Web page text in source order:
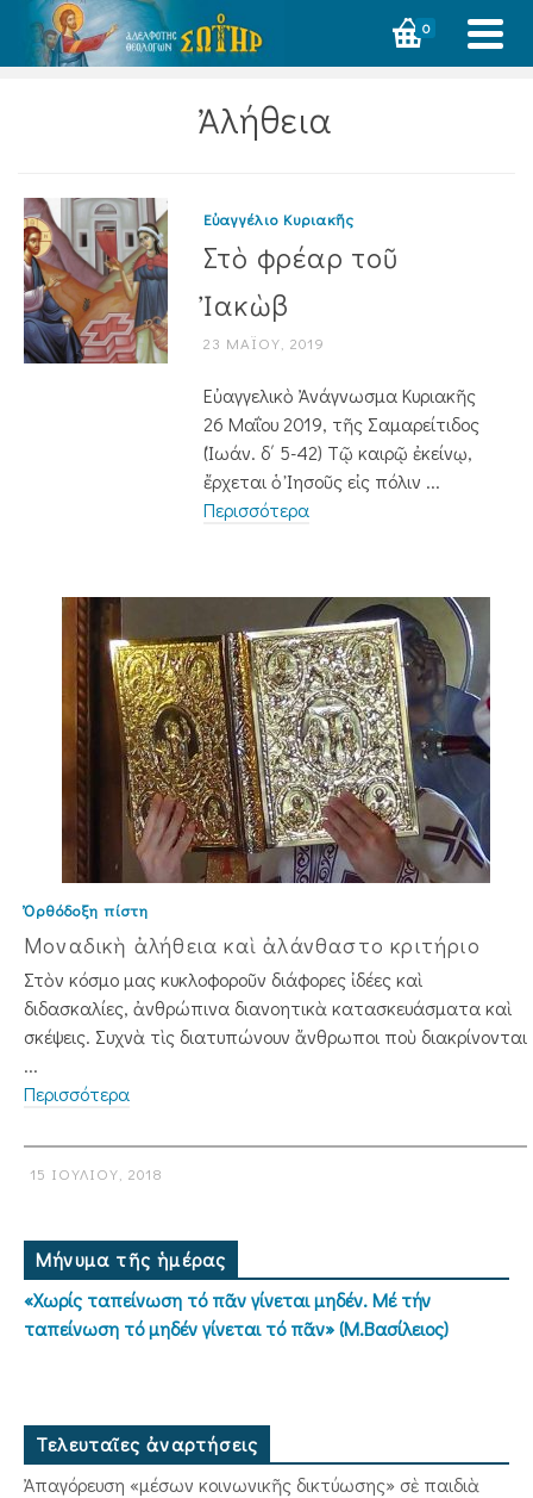
0
Ἀλήθεια
Εὐαγγέλιο Κυριακῆς
Στὸ φρέαρ τοῦ
Ἰακὼβ
23 ΜΑΪ́ΟΥ, 2019
Εὐαγγελικὸ Ἀνάγνωσμα Κυριακῆς
26 Μαΐου 2019, τῆς Σαμαρείτιδος
(Ἰωάν. δ΄ 5-42) Τῷ καιρῷ ἐκείνῳ,
ἔρχεται ὁ Ἰησοῦς εἰς πόλιν ...
Περισσότερα
Ὀρθόδοξη πίστη
Μοναδικὴ ἀλήθεια καὶ ἀλάνθαστο κριτήριο
Στὸν κόσμο μας κυκλοφοροῦν διά­­φο­ρες ἰδέες καὶ
διδασκαλίες, ἀν­θρώ­πινα διανοητικὰ κατασκευά­σματα καὶ
σκέψεις. Συχνὰ τὶς δια­τυπώνουν ἄνθρωποι ποὺ διακρίνονται
...
Περισσότερα
15 ΙΟΥΛΊΟΥ, 2018
Μήνυμα τῆς ἡμέρας
«Χωρίς ταπείνωση τό πᾶν γίνεται μηδέν. Μέ τήν
ταπείνωση τό μηδέν γίνεται τό πᾶν» (Μ.Βασίλειος)
Τελευταῖες ἀναρτήσεις
Ἀπαγόρευση «μέσων κοινωνικῆς δικτύωσης» σὲ παιδιὰ